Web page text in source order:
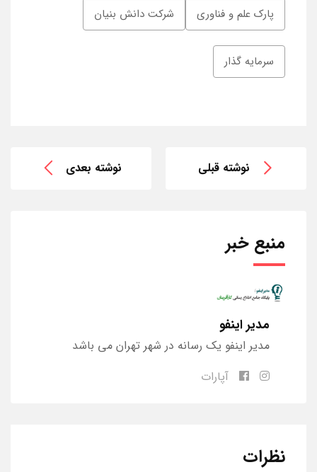
پارک علم و فناوری شرکت دانش بنیان
سرمایه گذار
نوشته قبلی نوشته بعدی
منبع خبر
مدیر اینفو
مدیر اینفو یک رسانه در شهر تهران می باشد
آپارات
نظرات